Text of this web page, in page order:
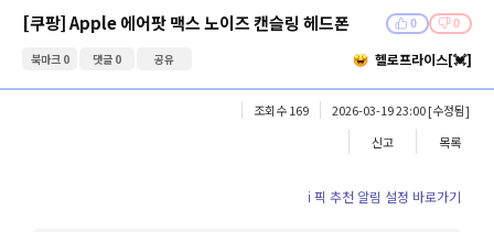
[쿠팡] Apple 에어팟 맥스 노이즈 캔슬링 헤드폰 0 0
북마크 0 댓글 0 공유 헬로프라이스[💓]
조회수 169 2026-03-19 23:00[수정됨]
신고
목록
ℹ️ 픽 추천 알림 설정 바로가기